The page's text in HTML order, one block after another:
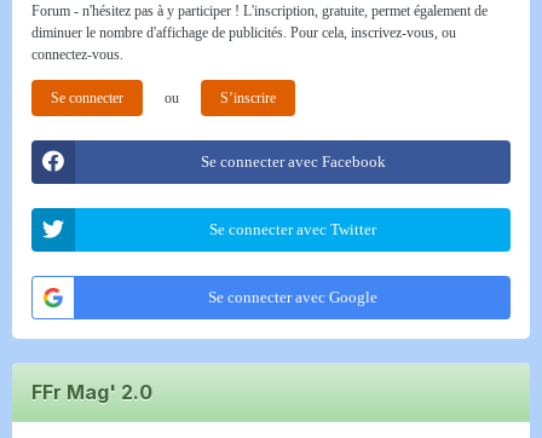
Forum - n'hésitez pas à y participer ! L'inscription, gratuite, permet également de
diminuer le nombre d'affichage de publicités. Pour cela, inscrivez-vous, ou
connectez-vous.
Se connecter ou S’inscrire
Se connecter avec Facebook
Se connecter avec Twitter
Se connecter avec Google
FFr Mag' 2.0